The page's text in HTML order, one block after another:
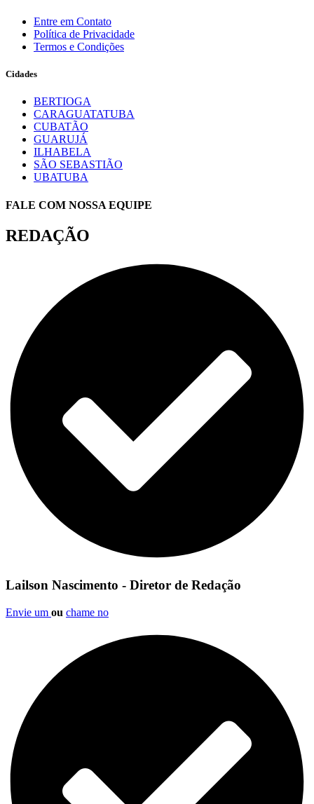
Entre em Contato
Política de Privacidade
Termos e Condições
Cidades
BERTIOGA
CARAGUATATUBA
CUBATÃO
GUARUJÁ
ILHABELA
SÃO SEBASTIÃO
UBATUBA
FALE COM NOSSA EQUIPE
REDAÇÃO
Lailson Nascimento - Diretor de Redação
Envie um ou chame no